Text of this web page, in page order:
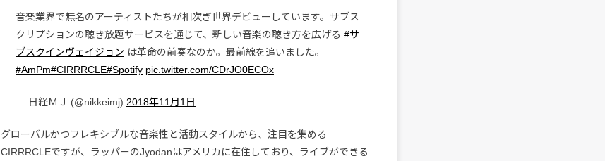
音楽業界で無名のアーティストたちが相次ぎ世界デビューしています。サブス
クリプションの聴き放題サービスを通じて、新しい音楽の聴き方を広げる #サ
ブスクインヴェイジョン は革命の前奏なのか。最前線を追いました。
#AmPm#CIRRRCLE#Spotify pic.twitter.com/CDrJO0ECOx
— 日経ＭＪ (@nikkeimj) 2018年11月1日
グローバルかつフレキシブルな音楽性と活動スタイルから、注目を集める
CIRRRCLEですが、ラッパーのJyodanはアメリカに在住しており、ライブができる